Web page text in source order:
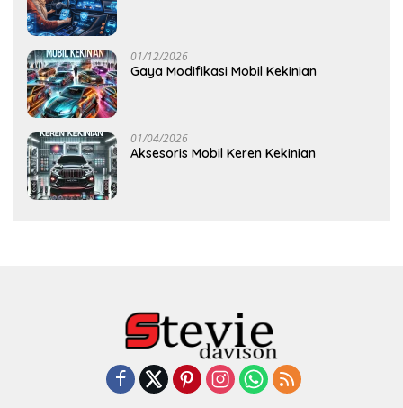
01/12/2026
Gaya Modifikasi Mobil Kekinian
01/04/2026
Aksesoris Mobil Keren Kekinian